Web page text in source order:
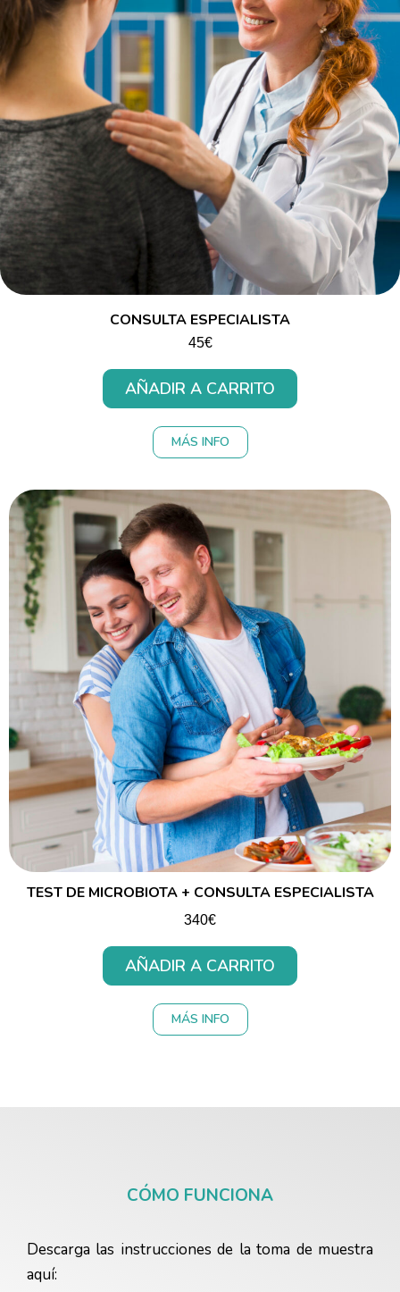
CONSULTA ESPECIALISTA
45€
AÑADIR A CARRITO
MÁS INFO
TEST DE MICROBIOTA + CONSULTA ESPECIALISTA
340€
AÑADIR A CARRITO
MÁS INFO
CÓMO FUNCIONA
Descarga las instrucciones de la toma de muestra
aquí: